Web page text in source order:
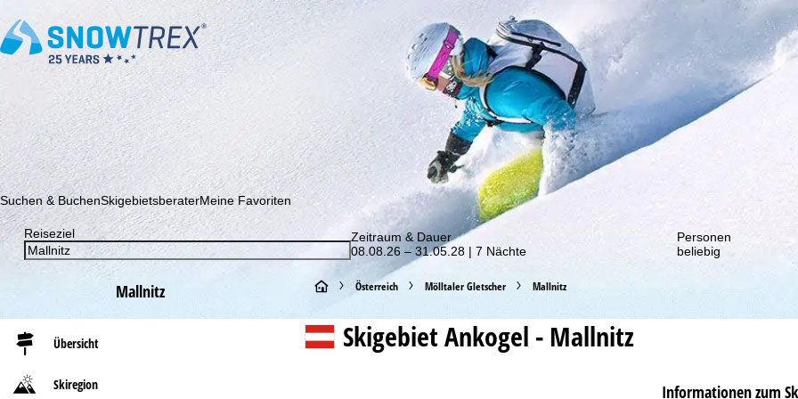
Abonnieren Sie unseren Newsletter und erfahren Sie als Erster von unseren Rabatt-Aktionen!
Suchen & BuchenSkigebietsberaterMeine Favoriten
Reiseziel
Zeitraum & Dauer
08.08.26 – 31.05.28 | 7 Nächte
Personen
beliebig
Mallnitz
Übersicht
Skiregion
S
t
Österreich Mölltaler Gletscher Mallnitz
SkigebietAnkogel - Mallnitz
Informationen zum